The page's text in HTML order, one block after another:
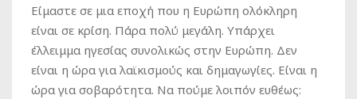
Είμαστε σε μια εποχή που η Ευρώπη ολόκληρη
είναι σε κρίση. Πάρα πολύ μεγάλη. Υπάρχει
έλλειμμα ηγεσίας συνολικώς στην Ευρώπη. Δεν
είναι η ώρα για λαϊκισμούς και δημαγωγίες. Είναι η
ώρα για σοβαρότητα. Να πούμε λοιπόν ευθέως: